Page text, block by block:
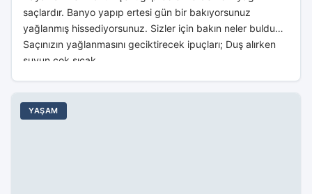
saçlardır. Banyo yapıp ertesi gün bir bakıyorsunuz
yağlanmış hissediyorsunuz. Sizler için bakın neler buldum.
Saçınızın yağlanmasını geciktirecek ipuçları; Duş alırken
suyun çok sıcak...
YAŞAM